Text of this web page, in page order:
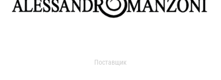
Поставщик